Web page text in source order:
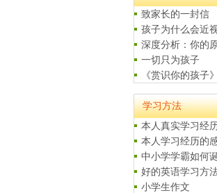
致家长的一封信
孩子为什么会近
深度分析：你的
一切只为孩子
《赏识你的孩子》
给学生家长的一
学习方法
本人真实学习经
本人学习经历的
中小学学霸如何
好的英语学习方
小学生作文